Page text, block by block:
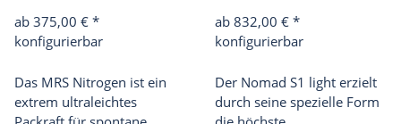
ab 375,00 € *
konfigurierbar
Das MRS Nitrogen ist ein
extrem ultraleichtes
ab 832,00 € *
konfigurierbar
Der Nomad S1 light erzielt
durch seine spezielle Form